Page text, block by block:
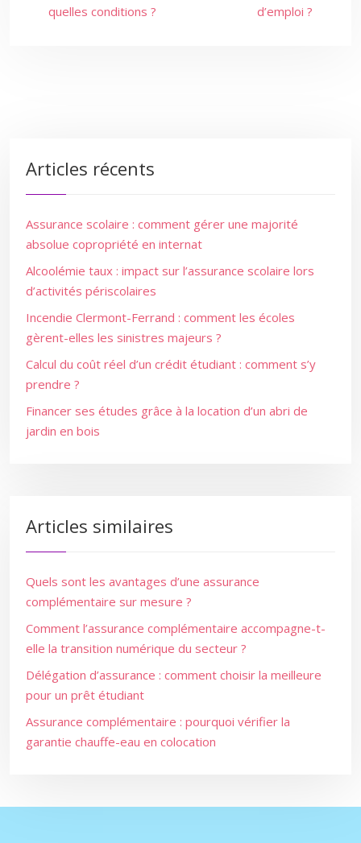
quelles conditions ?
d’emploi ?
Articles récents
Assurance scolaire : comment gérer une majorité
absolue copropriété en internat
Alcoolémie taux : impact sur l’assurance scolaire lors
d’activités périscolaires
Incendie Clermont-Ferrand : comment les écoles
gèrent-elles les sinistres majeurs ?
Calcul du coût réel d’un crédit étudiant : comment s’y
prendre ?
Financer ses études grâce à la location d’un abri de
jardin en bois
Articles similaires
Quels sont les avantages d’une assurance
complémentaire sur mesure ?
Comment l’assurance complémentaire accompagne-t-
elle la transition numérique du secteur ?
Délégation d’assurance : comment choisir la meilleure
pour un prêt étudiant
Assurance complémentaire : pourquoi vérifier la
garantie chauffe-eau en colocation